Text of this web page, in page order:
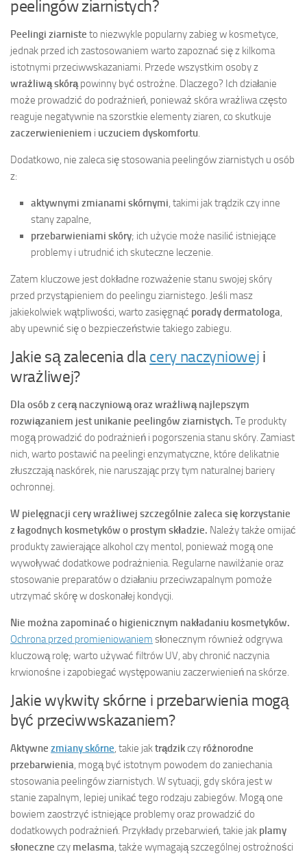
peelingów ziarnistych?
Peelingi ziarniste to niezwykle popularny zabieg w kosmetyce,
jednak przed ich zastosowaniem warto zapoznać się z kilkoma
istotnymi przeciwwskazaniami. Przede wszystkim osoby z
wrażliwą skórąpowinny być ostrożne. Dlaczego? Ich działanie
może prowadzić do podrażnień, ponieważ skóra wrażliwa często
reaguje negatywnie na szorstkie elementy ziaren, co skutkuje
zaczerwienieniem i uczuciem dyskomfortu.
Dodatkowo, nie zaleca się stosowania peelingów ziarnistych u osób
z:
aktywnymi zmianami skórnymi, takimi jak trądzik czy inne
stany zapalne,
przebarwieniami skóry; ich użycie może nasilić istniejące
problemy i utrudnić ich skuteczne leczenie.
Zatem kluczowe jest dokładne rozważenie stanu swojej skóry
przed przystąpieniem do peelingu ziarnistego. Jeśli masz
jakiekolwiek wątpliwości, warto zasięgnąć porady dermatologa,
aby upewnić się o bezpieczeństwie takiego zabiegu.
Jakie są zalecenia dla cery naczyniowej i
wrażliwej?
Dla osób z cerą naczyniową oraz wrażliwą najlepszym
rozwiązaniem jest unikanie peelingów ziarnistych. Te produkty
mogą prowadzić do podrażnień i pogorszenia stanu skóry. Zamiast
nich, warto postawić na peelingi enzymatyczne, które delikatnie
złuszczają naskórek, nie naruszając przy tym naturalnej bariery
ochronnej.
W pielęgnacji cery wrażliwej szczególnie zaleca się korzystanie
z łagodnych kosmetyków o prostym składzie. Należy także omijać
produkty zawierające alkohol czy mentol, ponieważ mogą one
wywoływać dodatkowe podrażnienia. Regularne nawilżanie oraz
stosowanie preparatów o działaniu przeciwzapalnym pomoże
utrzymać skórę w doskonałej kondycji.
Nie można zapominać o higienicznym nakładaniu kosmetyków.
Ochrona przed promieniowaniem słonecznym również odgrywa
kluczową rolę; warto używać filtrów UV, aby chronić naczynia
krwionośne i zapobiegać występowaniu zaczerwienień na skórze.
Jakie wykwity skórne i przebarwienia mogą
być przeciwwskazaniem?
Aktywne zmiany skórne, takie jaktrądzikczy różnorodne
przebarwienia, mogą być istotnym powodem do zaniechania
stosowania peelingów ziarnistych. W sytuacji, gdy skóra jest w
stanie zapalnym, lepiej unikać tego rodzaju zabiegów. Mogą one
bowiem zaostrzyć istniejące problemy oraz prowadzić do
dodatkowych podrażnień. Przykłady przebarwień, takie jak plamy
słoneczne czy melasma, także wymagają szczególnej ostrożności